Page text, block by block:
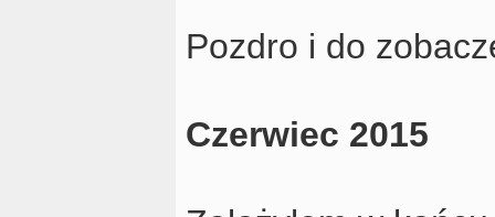
Pozdro i do
Czerwiec 2015